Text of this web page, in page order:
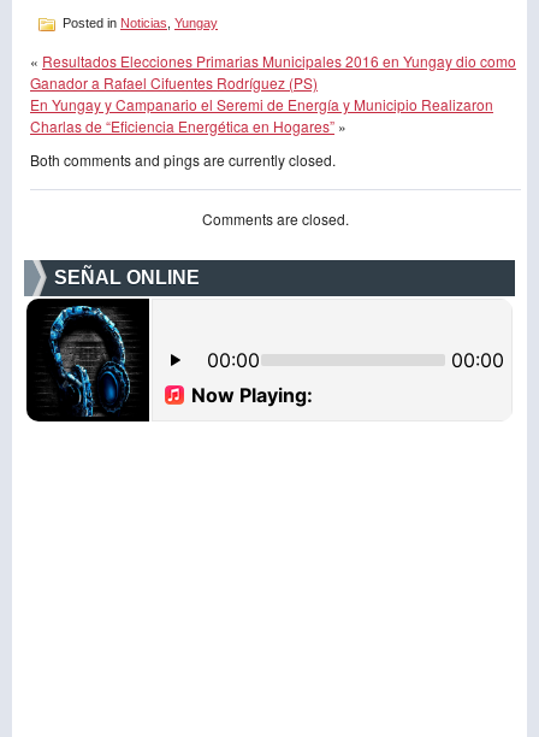
Posted in Noticias Yungay
« Resultados Elecciones Primarias Municipales 2016 en Yungay dio como
Ganador a Rafael Cifuentes Rodríguez (PS)
En Yungay y Campanario el Seremi de Energía y Municipio Realizaron
Charlas de “Eficiencia Energética en Hogares” »
Both comments and pings are currently closed.
Comments are closed.
SEÑAL ONLINE